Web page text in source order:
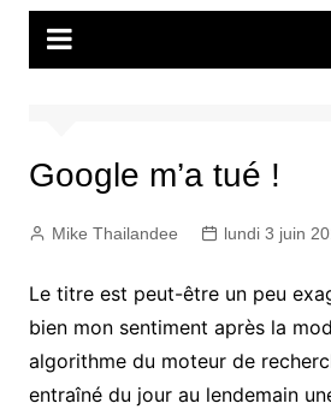
Google m’a tué !
Mike Thailandee lundi 3 juin
Le titre est peut-être un peu
bien mon sentiment après la
algorithme du moteur de
entraîné du jour au lendemain